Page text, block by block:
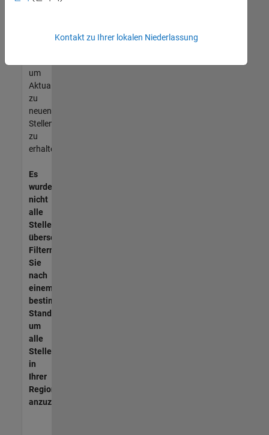
unseres
um
Aktualisierungen
zu
neuen
Stellenangeboten
zu
erhalten.
Es
wurden
nicht
alle
Stellen
übersetzt.
Filtern
Sie
nach
einem
bestimmten
Standort,
um
alle
Stellenangebote
in
Ihrer
Region
anzuzeigen.
Kontakt zu Ihrer lokalen Niederlassung